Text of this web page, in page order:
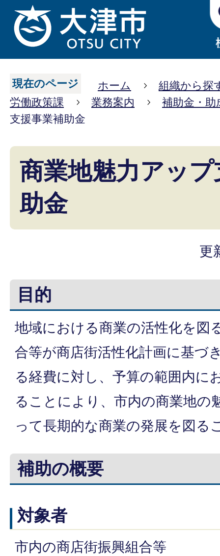
現在のページ ホーム
組織から探
労働政策課
業務案内
補助金・助
支援事業補助金
商業地魅力アッ
助金
更
目的
地域における商業の活性化を図
合等が商店街活性化計画に基づ
る経費に対し、予算の範囲内に
ることにより、市内の商業地の
って長期的な商業の発展を図る
補助の概要
対象者
市内の商店街振興組合等